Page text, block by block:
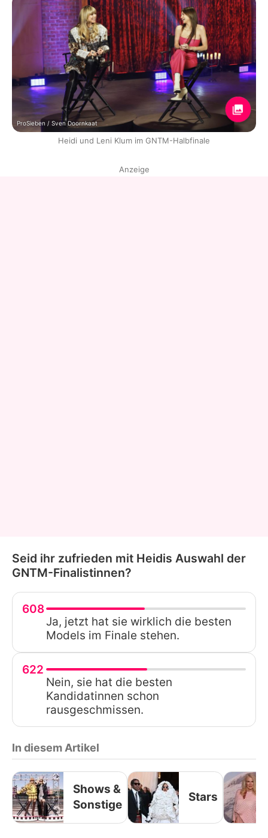
ProSieben / Sven Doornkaat
Heidi und Leni Klum im GNTM-Halbfinale
Anzeige
Seid ihr zufrieden mit Heidis Auswahl der
GNTM-Finalistinnen?
608
Ja, jetzt hat sie wirklich die besten
Models im Finale stehen.
622
Nein, sie hat die besten
Kandidatinnen schon
rausgeschmissen.
In diesem Artikel
Shows &
Sonstige
Stars